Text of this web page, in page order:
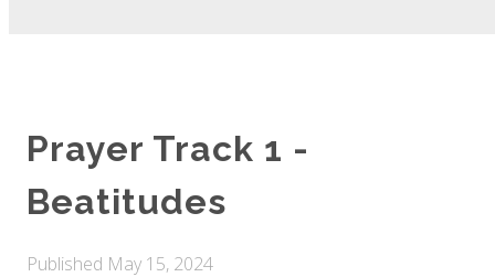
Prayer Track 1 -
Beatitudes
Published May 15, 2024